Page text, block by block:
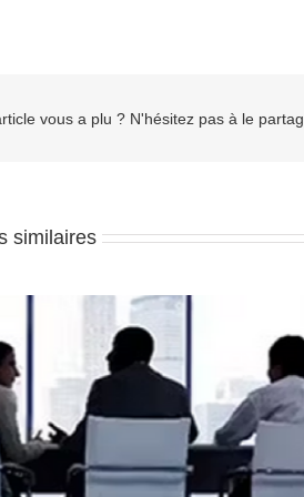
vous a plu ? N'hésitez pas à le
similaires